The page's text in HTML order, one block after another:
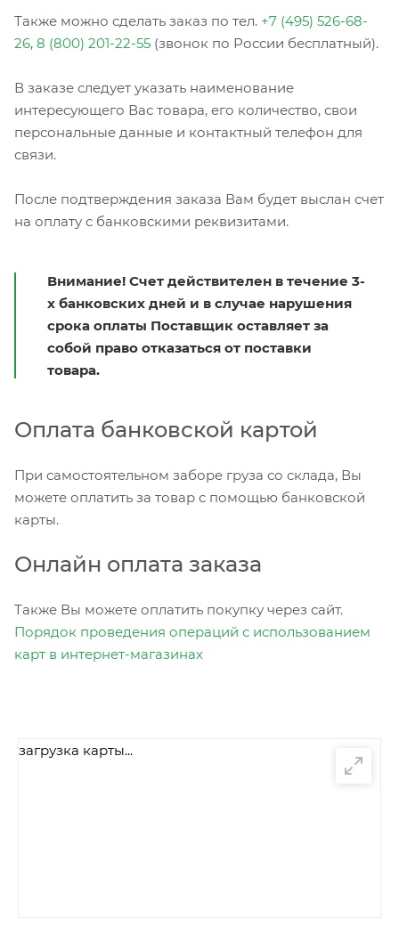
Также можно сделать заказ по тел. +7 (495) 526-68-
26, 8 (800) 201-22-55 (звонок по России бесплатный).
В заказе следует указать наименование
интересующего Вас товара, его количество, свои
персональные данные и контактный телефон для
связи.
После подтверждения заказа Вам будет выслан счет
на оплату с банковскими реквизитами.
Внимание! Счет действителен в течение 3-
х банковских дней и в случае нарушения
срока оплаты Поставщик оставляет за
собой право отказаться от поставки
товара.
Оплата банковской картой
При самостоятельном заборе груза со склада, Вы
можете оплатить за товар с помощью банковской
карты.
Онлайн оплата заказа
Также Вы можете оплатить покупку через сайт.
Порядок проведения операций с использованием
карт в интернет-магазинах
загрузка карты...